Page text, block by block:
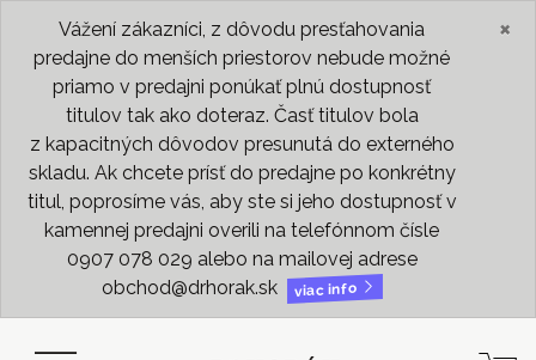
Vážení zákazníci, z dôvodu presťahovania
predajne do menších priestorov nebude možné
priamo v predajni ponúkať plnú dostupnosť
titulov tak ako doteraz. Časť titulov bola
z kapacitných dôvodov presunutá do externého
skladu. Ak chcete prísť do predajne po konkrétny
titul, poprosíme vás, aby ste si jeho dostupnosť v
kamennej predajni overili na telefónnom čísle
0907 078 029 alebo na mailovej adrese
obchod@drhorak.sk
viac info
×